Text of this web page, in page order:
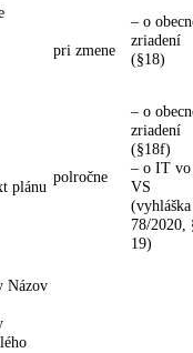
pri zmene
– o
zriadení
(§18)
plánu
polročne
– o
zriadení
(§18f)
– o IT vo
VS
(vyhláška
78/2020,
19)
Názov